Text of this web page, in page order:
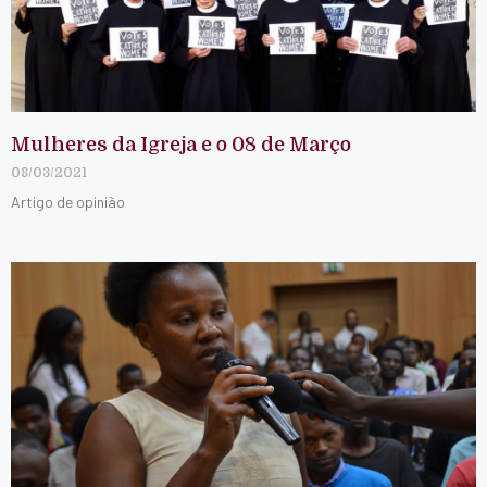
Mulheres da Igreja e o 08 de Março
08/03/2021
Artigo de opinião